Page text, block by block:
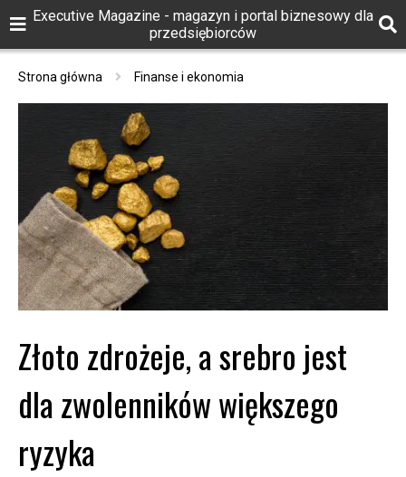
Executive Magazine - magazyn i portal biznesowy dla
przedsiębiorców
Strona główna Finanse i ekonomia
Złoto zdrożeje, a srebro jest
dla zwolenników większego
ryzyka